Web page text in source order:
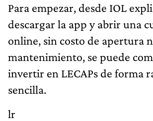
Para empezar, desde IOL
descargar la app y abrir una
online, sin costo de apertura
mantenimiento, se puede
invertir en LECAPs de forma
sencilla.
lr